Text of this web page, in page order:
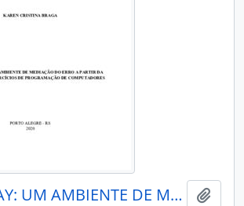
CODEIN’PLAY: UM AMBIENTE DE MEDIAÇÃO DO ERRO A PARTIR DA AVALIAÇÃO DE EXERCÍCIOS DE PROGRAMAÇÃO DE COMPUTADORES